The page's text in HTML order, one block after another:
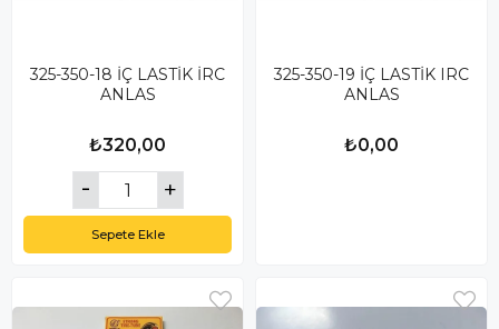
325-350-18 İÇ LASTİK İRC
ANLAS
₺320,00
Sepete Ekle
325-350-19 İÇ LASTİK IRC
ANLAS
₺0,00